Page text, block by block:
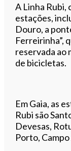
A Linha Rubi,
estações,
Douro, a
Ferreirinha”,
reservada ao
de bicicletas.
Em Gaia, as
Rubi são
Devesas,
Porto,